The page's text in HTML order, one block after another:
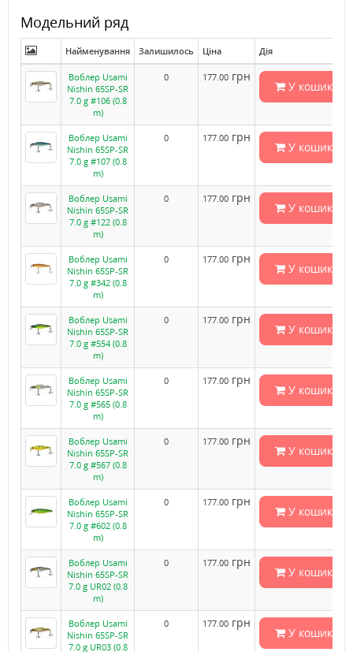
Модельний ряд
Найменування Залишилось Ціна Дія
Воблер Usami
Nishin 65SP-SR
7.0 g #106 (0.8
m)
0 177.00 грн
У кошик
Воблер Usami
Nishin 65SP-SR
7.0 g #107 (0.8
m)
0 177.00 грн
У кошик
Воблер Usami
Nishin 65SP-SR
7.0 g #122 (0.8
m)
0 177.00 грн
У кошик
Воблер Usami
Nishin 65SP-SR
7.0 g #342 (0.8
m)
0 177.00 грн
У кошик
Воблер Usami
Nishin 65SP-SR
7.0 g #554 (0.8
m)
0 177.00 грн
У кошик
Воблер Usami
Nishin 65SP-SR
7.0 g #565 (0.8
m)
0 177.00 грн
У кошик
Воблер Usami
Nishin 65SP-SR
7.0 g #567 (0.8
m)
0 177.00 грн
У кошик
Воблер Usami
Nishin 65SP-SR
7.0 g #602 (0.8
m)
0 177.00 грн
У кошик
Воблер Usami
Nishin 65SP-SR
7.0 g UR02 (0.8
m)
0 177.00 грн
У кошик
Воблер Usami
Nishin 65SP-SR
7.0 g UR03 (0.8
0 177.00 грн
У кошик